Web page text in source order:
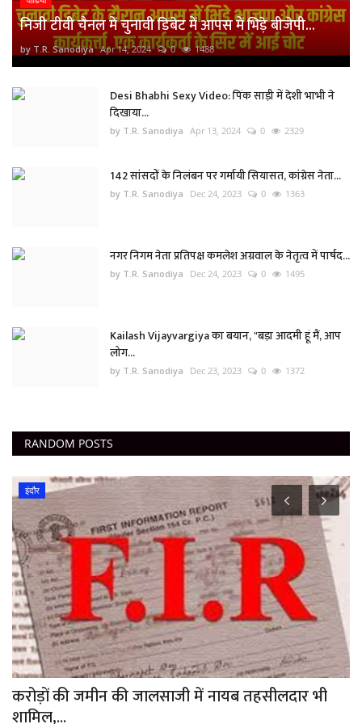
निजी टीवी चैनल में चुनावी डिबेट में आपस में भिड़े बीजेपी...
by T.R. Sanodiya Apr 14, 2024 0 1488
Desi Bhabhi Sexy Video: पिंक साड़ी में देशी भाभी ने
दिखाया...
by T.R. Sanodiya Apr 13, 2024 0 2329
142 सांसदों के निलंबन पर गर्मायी सियासत, कांग्रेस नेता...
by T.R. Sanodiya Dec 24, 2023 0 1363
नगर निगम नेता प्रतिपक्ष कमलेश अग्रवाल के नेतृत्व में पार्षद...
by T.R. Sanodiya Dec 24, 2023 0 1495
Kailash Vijayvargiya का बयान, "बड़ा आदमी हूं मैं, आप
लोग...
by T.R. Sanodiya Dec 23, 2023 0 1372
RANDOM POSTS
इंदौर
करोड़ों की जमीन की जालसाजी में नायब तहसीलदार भी
शामिल,...